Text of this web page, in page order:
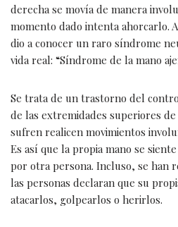
derecha se movía de manera
momento dado intenta ahorcarlo.
dio a conocer un raro síndrome
vida real: “Síndrome de la mano
Se trata de un trastorno del
de las extremidades superiores
sufren realicen movimientos
Es así que la propia mano se
por otra persona. Incluso, se han
las personas declaran que su
atacarlos, golpearlos o herirlos.